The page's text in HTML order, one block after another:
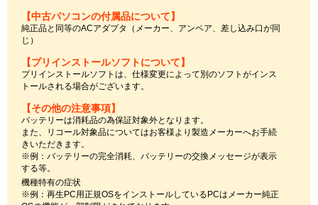
【中古パソコンの付属品について】
純正品と同等のACアダプタ（メーカー、アンペア、差し込み口が同
じ）
【プリインストールソフトについて】
プリインストールソフトは、仕様変更によって別のソフトがインス
トールされる場合がございます。
【その他の注意事項】
バッテリーは消耗品の為保証対象外となります。
また、リコール対象品についてはお客様より製造メーカーへお手続
きいただきます。
※例：バッテリーの完全消耗、バッテリーの交換メッセージが表示
する等。
機種特有の症状
※例：再生PC用正規OSをインストールしているPCはメーカー純正